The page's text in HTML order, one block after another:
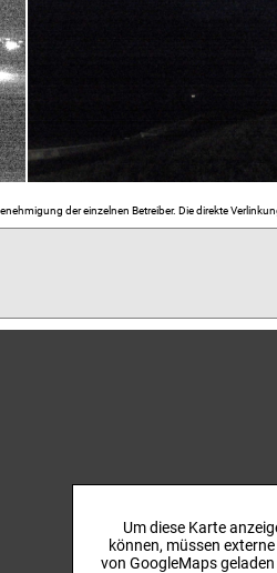
der einzelnen Betreiber. Die direkte
Um diese Karte
können, müssen
von GoogleMaps